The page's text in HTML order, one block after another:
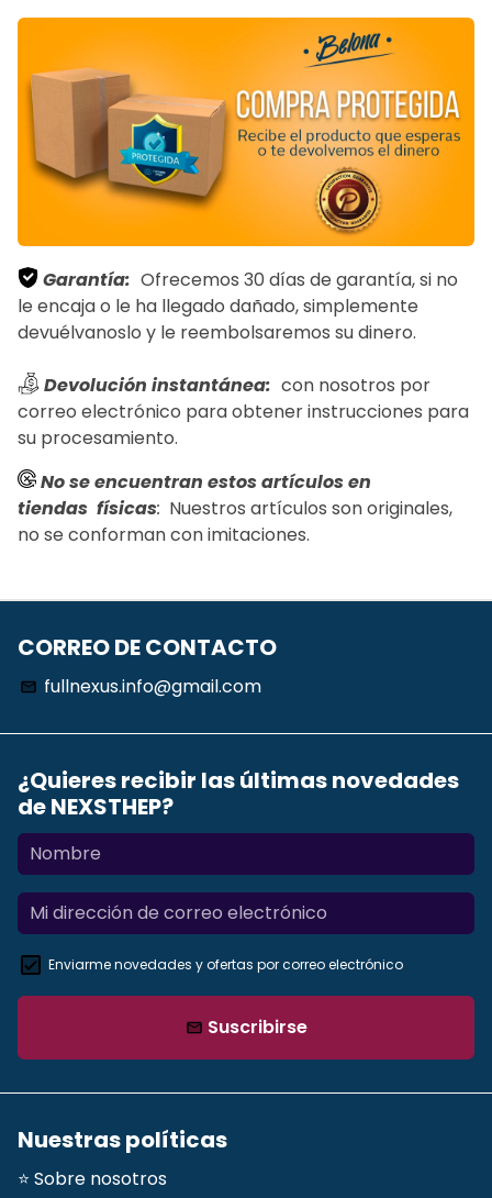
Garantía: Ofrecemos 30 días de garantía, si no
le encaja o le ha llegado dañado, simplemente
devuélvanoslo y le reembolsaremos su dinero.
Devolución instantánea: con nosotros por
correo electrónico para obtener instrucciones para
su procesamiento.
No se encuentran estos artículos en
tiendas físicas: Nuestros artículos son originales,
no se conforman con imitaciones.
CORREO DE CONTACTO
email fullnexus.info@gmail.com
¿Quieres recibir las últimas novedades
de NEXSTHEP?
Enviarme novedades y ofertas por correo electrónico
email Suscribirse
Nuestras políticas
⭐ Sobre nosotros